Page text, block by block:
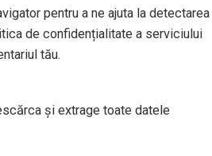
pentru a ne ajuta la detectarea
de confidențialitate a serviciului
tău.
și extrage toate datele